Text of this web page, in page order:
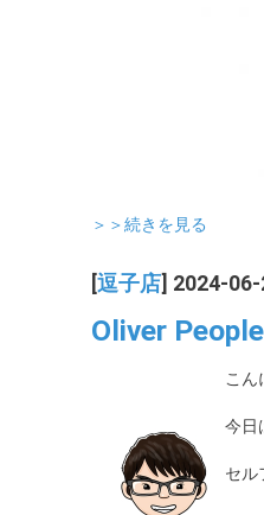
＞＞続きを見る
逗子店 ] 2024-
Oliver
こん
今日
セル